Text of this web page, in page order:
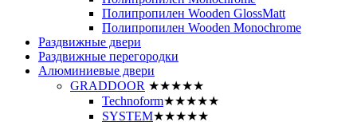
Полипропилен Wooden GlossMatt
Полипропилен Wooden Monochrome
Раздвижные двери
Раздвижные перегородки
Алюминиевые двери
GRADDOOR ★★★★★
Technoform★★★★★
SYSTEM★★★★★